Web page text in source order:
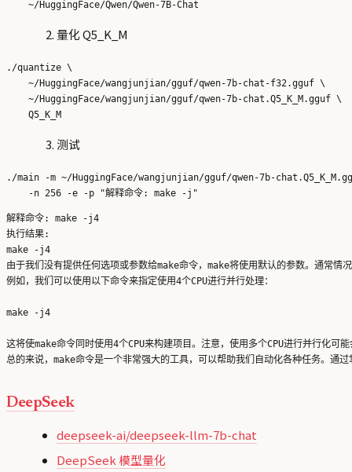
量化 Q5_K_M
./quantize \
    ~/HuggingFace/wangjunjian/gguf/qwen-7b-chat-f32.gguf \
    ~/HuggingFace/wangjunjian/gguf/qwen-7b-chat.Q5_K_M.gguf \
测试
./main -m ~/HuggingFace/wangjunjian/gguf/qwen-7b-
解释命令: make -j4
执行结果:
make -j4
由于我们没有提供任何选项或参数给make命令，make将使用默认的参数。通常
例如，我们可以使用以下命令来指定使用4个CPU进行并行处理：
make -j4
这将使make命令同时使用4个CPU来构建项目。注意，使用多个CPU进行并行化
DeepSeek
deepseek-ai/deepseek-llm-7b-chat
DeepSeek 模型量化